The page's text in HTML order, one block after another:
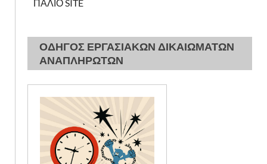
ΠΑΛΙΟ SITE
ΟΔΗΓΟΣ ΕΡΓΑΣΙΑΚΩΝ ΔΙΚΑΙΩΜΑΤΩΝ
ΑΝΑΠΛΗΡΩΤΩΝ